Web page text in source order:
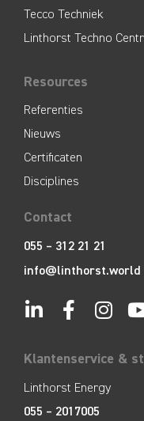
Tecco Techniek
Linthorst Techno
Resources
Referenties
Nieuws
Certificaten
Disciplines
Contact
055 – 312 21 21
info@linthorst.world
Klantenservice &
Linthorst Energy
055 – 2017005